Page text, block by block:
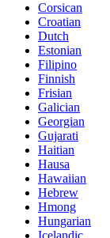
Corsican
Croatian
Dutch
Estonian
Filipino
Finnish
Frisian
Galician
Georgian
Gujarati
Haitian
Hausa
Hawaiian
Hebrew
Hmong
Hungarian